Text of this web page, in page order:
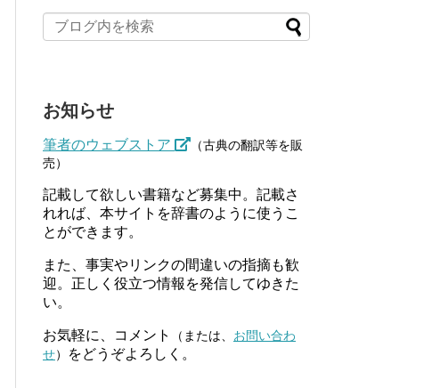
お知らせ
筆者のウェブストア
（古典の翻訳等を販
売）
記載して欲しい書籍など募集中。記載さ
れれば、本サイトを辞書のように使うこ
とができます。
また、事実やリンクの間違いの指摘も歓
迎。正しく役立つ情報を発信してゆきた
い。
お気軽に、コメント （または、 お問い合わ
せ） をどうぞよろしく。